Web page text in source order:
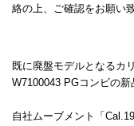
絡の上、ご確認をお願い
既に廃盤モデルとなるカ
W7100043 PGコンビの新
自社ムーブメント「